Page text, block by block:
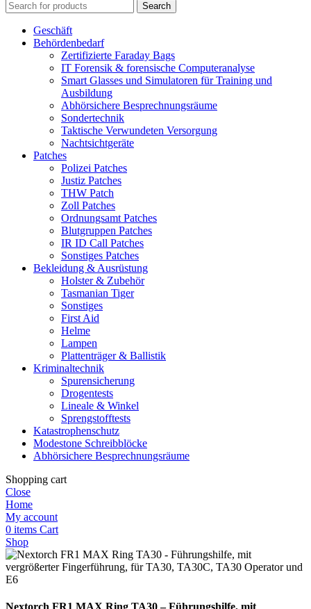
Search
Geschäft
Behördenbedarf
Zertifizierte Faraday Bags
IT Forensik & forensische Computeranalyse
Smart Glasses und Simulatoren für Training und
Ausbildung
Abhörsichere Besprechnungsräume
Sondertechnik
Taktische Verwundeten Versorgung
Nachtsichtgeräte
Patches
Polizei Patches
Justiz Patches
THW Patch
Zoll Patches
Ordnungsamt Patches
Blutgruppen Patches
IR ID Call Patches
Sonstiges Patches
Bekleidung & Ausrüstung
Holster & Zubehör
Tasmanian Tiger
Sonstiges
First Aid
Helme
Lampen
Plattenträger & Ballistik
Kriminaltechnik
Spurensicherung
Drogentests
Lineale & Winkel
Sprengstofftests
Katastrophenschutz
Modestone Schreibblöcke
Abhörsichere Besprechnungsräume
Shopping cart
Close
Home
My account
0 items Cart
Shop